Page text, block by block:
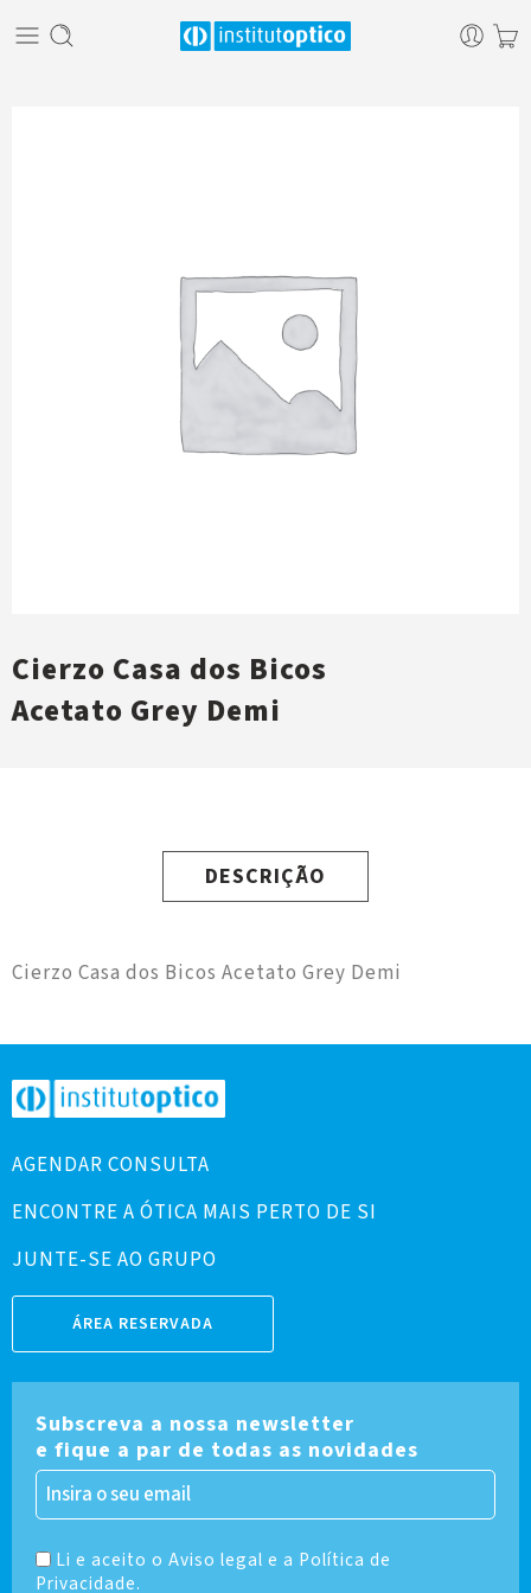
Cierzo Casa dos Bicos
Acetato Grey Demi
DESCRIÇÃO
Cierzo Casa dos Bicos Acetato Grey Demi
AGENDAR CONSULTA
ENCONTRE A ÓTICA MAIS PERTO DE SI
JUNTE-SE AO GRUPO
ÁREA RESERVADA
Subscreva a nossa newsletter
e fique a par de todas as novidades
Li e aceito o Aviso legal e a Política de
Privacidade.